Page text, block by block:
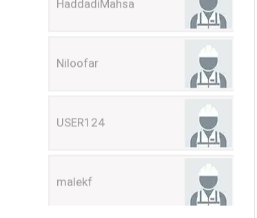
Niloofar
USER124
malekf
abolfazlkoshehe